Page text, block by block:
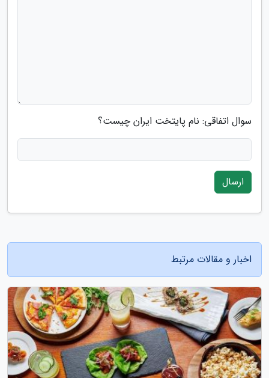
سوال اتفاقی: نام پایتخت ایران چیست؟
ارسال
اخبار و مقالات مرتبط